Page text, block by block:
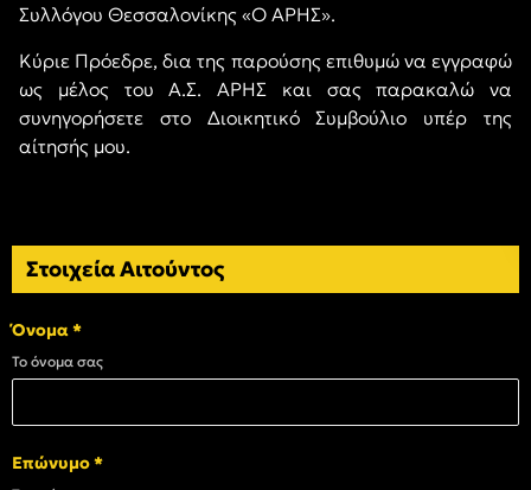
Συλλόγου Θεσσαλονίκης «Ο ΑΡΗΣ».
Κύριε Πρόεδρε, δια της παρούσης επιθυμώ να εγγραφώ
ως μέλος του Α.Σ. ΑΡΗΣ και σας παρακαλώ να
συνηγορήσετε στο Διοικητικό Συμβούλιο υπέρ της
αίτησής μου.
Στοιχεία Αιτούντος
Όνομα*
Το όνομα σας
Επώνυμο*